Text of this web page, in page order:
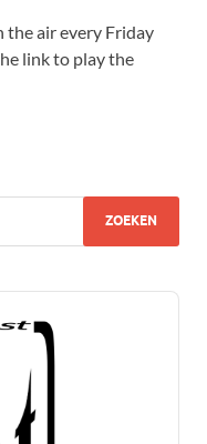
the air every Friday
link to play the